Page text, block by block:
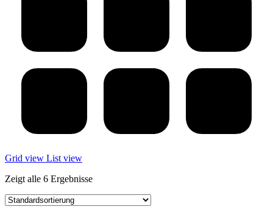
Grid view List view
Zeigt alle 6 Ergebnisse